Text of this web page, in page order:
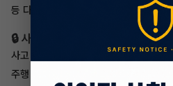
등 다양한 항목에서 고르게 높은 점수를
🔒 사고 예방 안전성
사고 예방 안전성 부문에서는 20점 만
주행 전복 안전성, 제동 안전성, 첨단 안